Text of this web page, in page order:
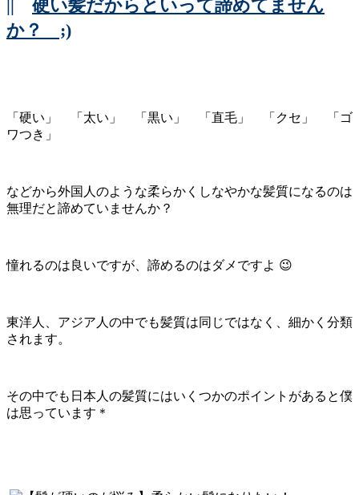
|| 硬い髪だからといって諦めてません
か？ ;)
「硬い」 「太い」 「黒い」 「直毛」 「クセ」 「ゴ
ワつき」
などから外国人のような柔らかくしなやかな髪質になるのは
無理だと諦めていませんか？
憧れるのは良いですが、諦めるのはダメですよ 😉
東洋人、アジア人の中でも髪質は同じではなく、細かく分類
されます。
その中でも日本人の髪質にはいくつかのポイントがあると僕
は思っています＊